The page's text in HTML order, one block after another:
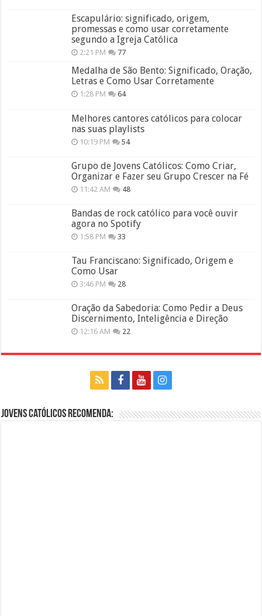
Escapulário: significado, origem,
promessas e como usar corretamente
segundo a Igreja Católica
2:21 PM 77
Medalha de São Bento: Significado, Oração,
Letras e Como Usar Corretamente
1:28 PM 64
Melhores cantores católicos para colocar
nas suas playlists
10:19 PM 54
Grupo de Jovens Católicos: Como Criar,
Organizar e Fazer seu Grupo Crescer na Fé
11:42 AM 48
Bandas de rock católico para você ouvir
agora no Spotify
1:58 PM 33
Tau Franciscano: Significado, Origem e
Como Usar
3:46 PM 28
Oração da Sabedoria: Como Pedir a Deus
Discernimento, Inteligência e Direção
12:16 AM 22
Jovens Católicos Recomenda: